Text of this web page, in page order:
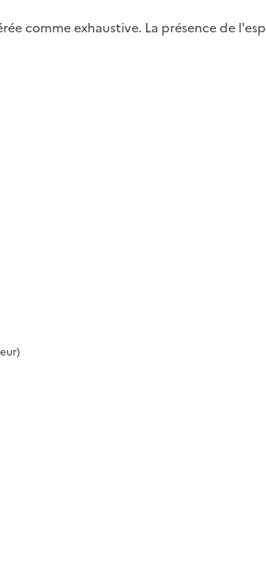
comme exhaustive. La présence de